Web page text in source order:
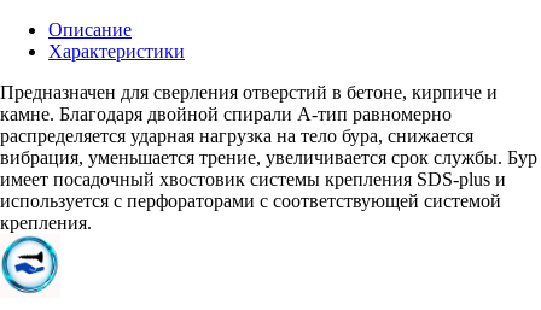
Описание
Характеристики
Предназначен для сверления отверстий в бетоне, кирпиче и
камне. Благодаря двойной спирали А-тип равномерно
распределяется ударная нагрузка на тело бура, снижается
вибрация, уменьшается трение, увеличивается срок службы. Бур
имеет посадочный хвостовик системы крепления SDS-plus и
используется с перфораторами с соответствующей системой
крепления.